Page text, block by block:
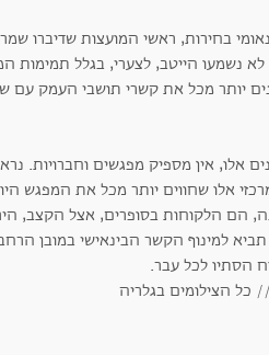
בחירות, ראשי המועצות שדיברו
נשמעו הייטב, לצערי, בגלל
יותר מכל את קשרי תושבי העמק
אלו, אין מספיק מפגשים וחברויות.
אלו שחווים יותר מכל את המפגש
הם הלקוחות בסופרים, אצל הקצב,
למינוף הקשר הבינאישי במובן
הסתיו לכל עבר.